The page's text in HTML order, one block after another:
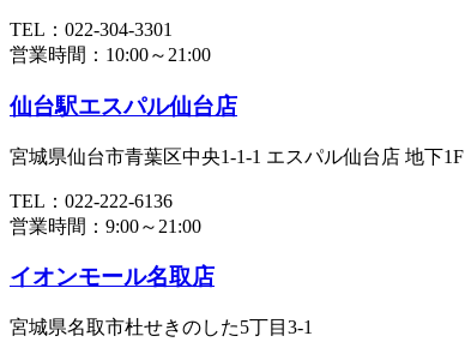
TEL：022-304-3301
営業時間：10:00～21:00
仙台駅エスパル仙台店
宮城県仙台市青葉区中央1-1-1 エスパル仙台店 地下1F
TEL：022-222-6136
営業時間：9:00～21:00
イオンモール名取店
宮城県名取市杜せきのした5丁目3-1